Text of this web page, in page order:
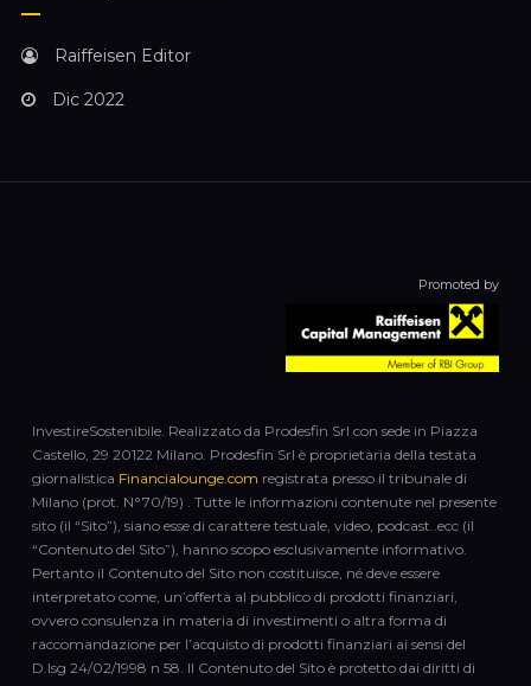
Raiffeisen Editor
Dic 2022
Promoted by
InvestireSostenibile. Realizzato da Prodesfin Srl con sede in Piazza
Castello, 29 20122 Milano. Prodesfin Srl è proprietaria della testata
giornalistica Financialounge.com registrata presso il tribunale di
Milano (prot. N°70/19) . Tutte le informazioni contenute nel presente
sito (il “Sito”), siano esse di carattere testuale, video, podcast..ecc (il
“Contenuto del Sito”), hanno scopo esclusivamente informativo.
Pertanto il Contenuto del Sito non costituisce, né deve essere
interpretato come, un’offerta al pubblico di prodotti finanziari,
ovvero consulenza in materia di investimenti o altra forma di
raccomandazione per l’acquisto di prodotti finanziari ai sensi del
D.lsg 24/02/1998 n 58. Il Contenuto del Sito è protetto dai diritti di